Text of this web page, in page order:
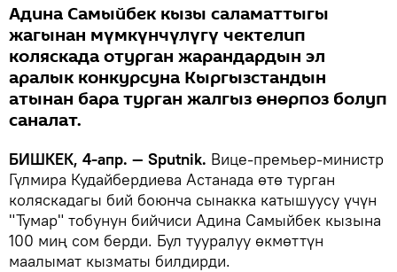
Адина Самыйбек кызы саламаттыгы
жагынан мүмкүнчүлүгү чектелип
коляскада отурган жарандардын эл
аралык конкурсуна Кыргызстандын
атынан бара турган жалгыз өнөрпоз болуп
саналат.
БИШКЕК, 4-апр. — Sputnik. Вице-премьер-министр
Гүлмира Кудайбердиева Астанада өтө турган
коляскадагы бий боюнча сынакка катышуусу үчүн
"Тумар" тобунун бийчиси Адина Самыйбек кызына
100 миң сом берди. Бул тууралуу өкмөттүн
маалымат кызматы билдирди.